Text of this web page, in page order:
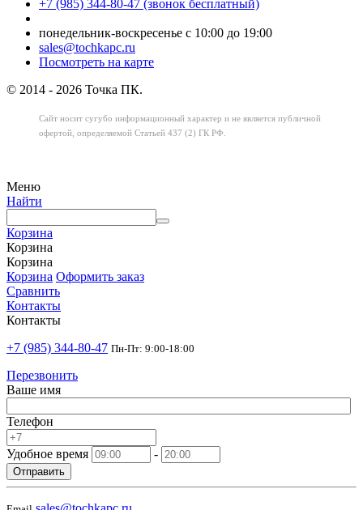
+7 (985) 344-80-47 (звонок бесплатный)
понедельник-воскресенье с 10:00 до 19:00
sales@tochkapc.ru
Посмотреть на карте
© 2014 - 2026 Точка ПК.
Сайт носит сугубо информационный характер и не является публичной
офертой, определяемой Статьей 437 (2) ГК РФ.
Меню
Найти
Корзина
Корзина
Корзина
Корзина Оформить заказ
Сравнить
Контакты
Контакты
+7 (985) 344-80-47 Пн-Пт: 9:00-18:00
Перезвонить
Ваше имя
Телефон
Удобное время -
Отправить